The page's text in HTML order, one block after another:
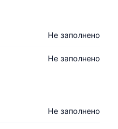
Не заполнено
Не заполнено
Не заполнено